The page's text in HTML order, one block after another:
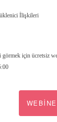
İlişkileri
için ücretsiz